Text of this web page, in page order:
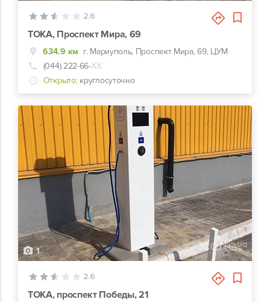
2.6
ТОКА, Проспект Мира, 69
634.9 км г. Мариуполь, Проспект Мира, 69, ЦУМ
(044) 222-66-ХХ
Открыто: круглосуточно
1
2.6
ТОКА, проспект Победы, 21